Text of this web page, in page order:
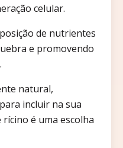
celular.
de nutrientes
e promovendo
natural,
incluir na sua
é uma escolha